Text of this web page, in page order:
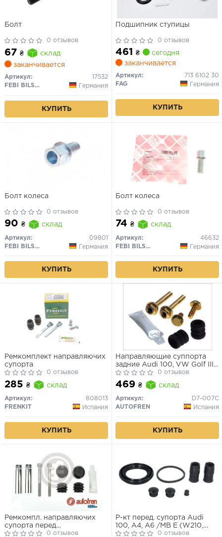
Болт
0 отзывов
67 ₴
склад
заканчивается
Артикул:
17532
FEBI BILSTEIN
Германия
КУПИТЬ
Подшипник ступицы
0 отзывов
461 ₴
сегодня
заканчивается
Артикул:
713 6102 30
FAG
Германия
КУПИТЬ
Болт колеса
0 отзывов
90 ₴ склад
Артикул:
09801
FEBI BILSTEIN
Германия
КУПИТЬ
Болт колеса
0 отзывов
74 ₴ склад
Артикул:
46632
FEBI BILSTEIN
Германия
КУПИТЬ
Ремкомплект направляючих
супорта
0 отзывов
285 ₴ склад
Артикул:
808013
FRENKIT
Испания
КУПИТЬ
Направляющие суппорта
задние Audi 100, VW Golf III,
Mercedes W2020 отзывов
469 ₴ склад
Артикул:
D7-007C
AUTOFREN
Испания
КУПИТЬ
Ремкомпл. направляючих
супорта перед
Sprinter/Crafter 06-/Daily III
0 отзывов
Р-кт перед. супорта Audi
100, A4, A6 /MB E (W210,
S210) /Opel Astra G, H, Vectra
0 отзывов